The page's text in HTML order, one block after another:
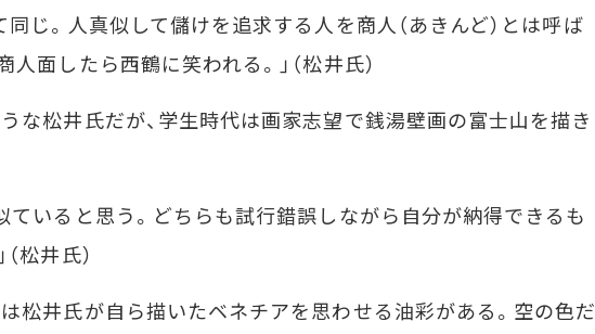
同じ。人真似して儲けを追求する人を商人（あきんど）とは呼ば
面したら西鶴に笑われる。」（松井氏）
な松井氏だが、学生時代は画家志望で銭湯壁画の富士山を描き
ていると思う。どちらも試行錯誤しながら自分が納得できるも
松井氏）
松井氏が自ら描いたベネチアを思わせる油彩がある。空の色だ